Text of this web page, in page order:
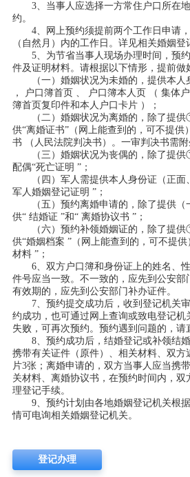
3、当事人应选择一方常住户口所在
约。
4、网上预约须提前两个工作日申请
（自然月）内的工作日。详见相关婚姻登
5、为节省当事人现场办理时间，预
件及证明材料。请根据以下情形，提前做
（一）婚姻状况为未婚的，提供本人
， 户口簿首页 、 户口簿本人页 （ 集体
簿首页复印件和本人户口卡片 ）；
（二）婚姻状况为离婚的，除了提
供“离婚证书”（网上能查到的，可不提供
书 （人民法院判决书）。一审判决书需附
（三）婚姻状况为丧偶的，除了提
配偶“死亡证明 ”；
（四）军人需提供本人身份证（正
军人婚姻登记证明 ”；
（五）预约离婚申请的，除了提供
供“ 结婚证 ”和“ 离婚协议书 ”；
（六）预约补领婚姻证的，除了提
供“婚姻档案 ”（网上能查到的，可不提
材料 ”；
6、双方户口簿和身份证上的姓名、
件号应当一致。不一致的，应先到公安部
有效期的，应先到公安部门补办证件。
7、预约提交成功后，收到登记机关
约成功，也可通过网上查询或致电登记机
失败，可再次预约。预约遇到问题的，请
8、预约成功后，结婚登记或补领结
携带有关证件（原件）、相关材料、双方
片3张；离婚申请的，双方当事人应当携
关材料、离婚协议书，在预约时间内，
理登记手续。
9、预约计划由各地婚姻登记机关根
情可电询相关婚姻登记机关。
登记办理